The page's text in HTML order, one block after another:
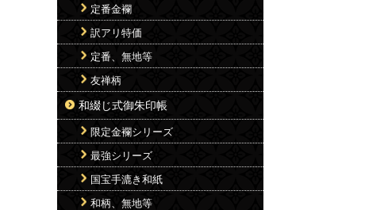
定番金襴
訳アリ特価
定番、無地等
友禅柄
和綴じ式御朱印帳
限定金襴シリーズ
最強シリーズ
国宝手漉き和紙
和柄、無地等